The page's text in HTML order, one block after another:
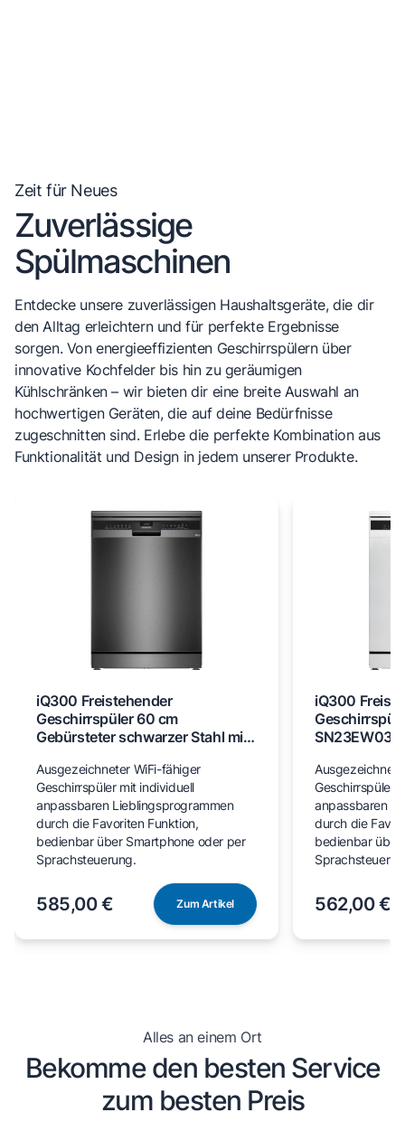
Zeit für Neues
Zuverlässige
Spülmaschinen
Entdecke unsere zuverlässigen Haushaltsgeräte, die dir
den Alltag erleichtern und für perfekte Ergebnisse
sorgen. Von energieeffizienten Geschirrspülern über
innovative Kochfelder bis hin zu geräumigen
Kühlschränken – wir bieten dir eine breite Auswahl an
hochwertigen Geräten, die auf deine Bedürfnisse
zugeschnitten sind. Erlebe die perfekte Kombination aus
Funktionalität und Design in jedem unserer Produkte.
iQ300 Freistehender
Geschirrspüler 60 cm
Gebürsteter schwarzer Stahl mit
Ausgezeichneter WiFi-fähiger
Geschirrspüler mit individuell
anpassbaren Lieblingsprogrammen
durch die Favoriten Funktion,
bedienbar über Smartphone oder per
Sprachsteuerung.
585,00 € Zum Artikel
iQ300
Geschirrspüler
anpassbaren
durch die
bedienbar über
562,00 €
Alles an einem Ort
Bekomme den besten Service
zum besten Preis